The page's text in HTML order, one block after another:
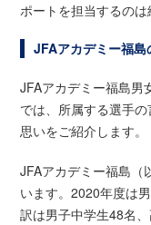
ポートを担当するのは
JFAアカデミー福島
JFAアカデミー福島男
では、所属する選手
思いをご紹介します。
JFAアカデミー福島（
います。2020年度は
訳は男子中学生48名